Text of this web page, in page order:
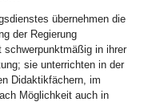
übernehmen die
der Regierung
schwerpunktmäßig in ihrer
sie unterrichten in der
Didaktikfächern, im
Möglichkeit auch in